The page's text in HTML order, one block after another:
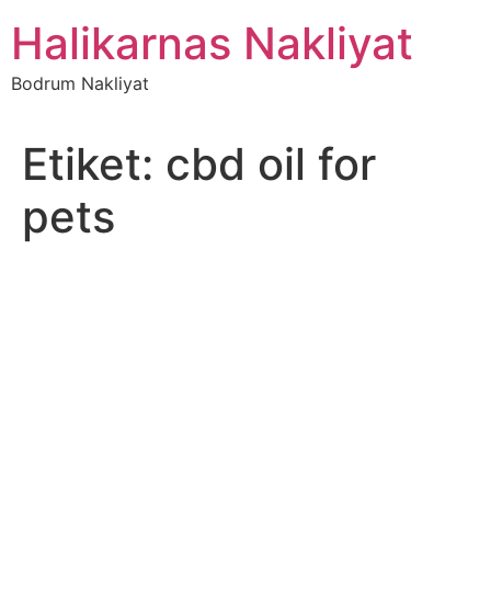
atlaHalikarnas Nakliyat
Bodrum Nakliyat
Etiket: cbd oil for
pets